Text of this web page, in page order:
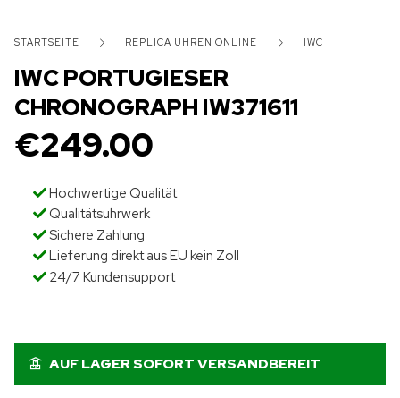
STARTSEITE REPLICA UHREN ONLINE IWC
IWC PORTUGIESER
CHRONOGRAPH IW371611
€249.00
Hochwertige Qualität
Qualitätsuhrwerk
Sichere Zahlung
Lieferung direkt aus EU kein Zoll
24/7 Kundensupport
AUF LAGER SOFORT VERSANDBEREIT